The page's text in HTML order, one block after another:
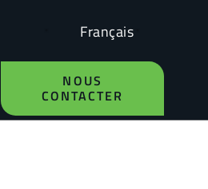
Français
NOUS
CONTACTER